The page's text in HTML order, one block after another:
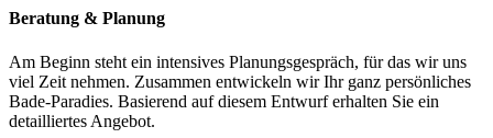
Beratung & Planung
Am Beginn steht ein intensives Planungsgespräch, für das wir uns
viel Zeit nehmen. Zusammen entwickeln wir Ihr ganz persönliches
Bade-Paradies. Basierend auf diesem Entwurf erhalten Sie ein
detailliertes Angebot.